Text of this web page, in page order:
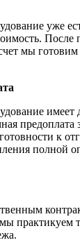
уже
После
мы готовим
имеет
предоплата
к
полной
практикуем